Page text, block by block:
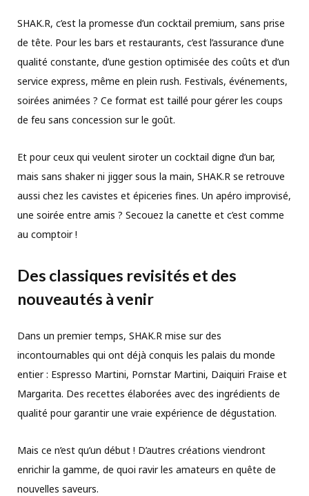
SHAK.R, c’est la promesse d’un cocktail premium, sans prise
de tête. Pour les bars et restaurants, c’est l’assurance d’une
qualité constante, d’une gestion optimisée des coûts et d’un
service express, même en plein rush. Festivals, événements,
soirées animées ? Ce format est taillé pour gérer les coups
de feu sans concession sur le goût.
Et pour ceux qui veulent siroter un cocktail digne d’un bar,
mais sans shaker ni jigger sous la main, SHAK.R se retrouve
aussi chez les cavistes et épiceries fines. Un apéro improvisé,
une soirée entre amis ? Secouez la canette et c’est comme
au comptoir !
Des classiques revisités et des
nouveautés à venir
Dans un premier temps, SHAK.R mise sur des
incontournables qui ont déjà conquis les palais du monde
entier : Espresso Martini, Pornstar Martini, Daiquiri Fraise et
Margarita. Des recettes élaborées avec des ingrédients de
qualité pour garantir une vraie expérience de dégustation.
Mais ce n’est qu’un début ! D’autres créations viendront
enrichir la gamme, de quoi ravir les amateurs en quête de
nouvelles saveurs.